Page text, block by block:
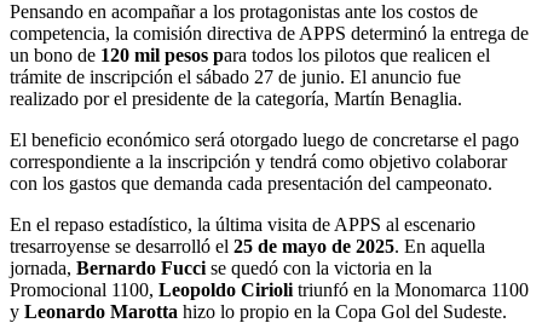
Pensando en acompañar a los protagonistas ante los costos de
competencia, la comisión directiva de APPS determinó la entrega de
un bono de 120 mil pesos para todos los pilotos que realicen el
trámite de inscripción el sábado 27 de junio. El anuncio fue
realizado por el presidente de la categoría, Martín Benaglia.
El beneficio económico será otorgado luego de concretarse el pago
correspondiente a la inscripción y tendrá como objetivo colaborar
con los gastos que demanda cada presentación del campeonato.
En el repaso estadístico, la última visita de APPS al escenario
tresarroyense se desarrolló el 25 de mayo de 2025. En aquella
jornada, Bernardo Fucci se quedó con la victoria en la
Promocional 1100, Leopoldo Cirioli triunfó en la Monomarca 1100
y Leonardo Marotta hizo lo propio en la Copa Gol del Sudeste.